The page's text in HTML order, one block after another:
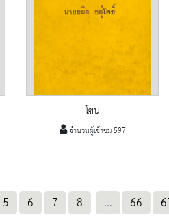
โขน
จำนวนผู้เข้าชม 597
5 6 7 8 ... 66